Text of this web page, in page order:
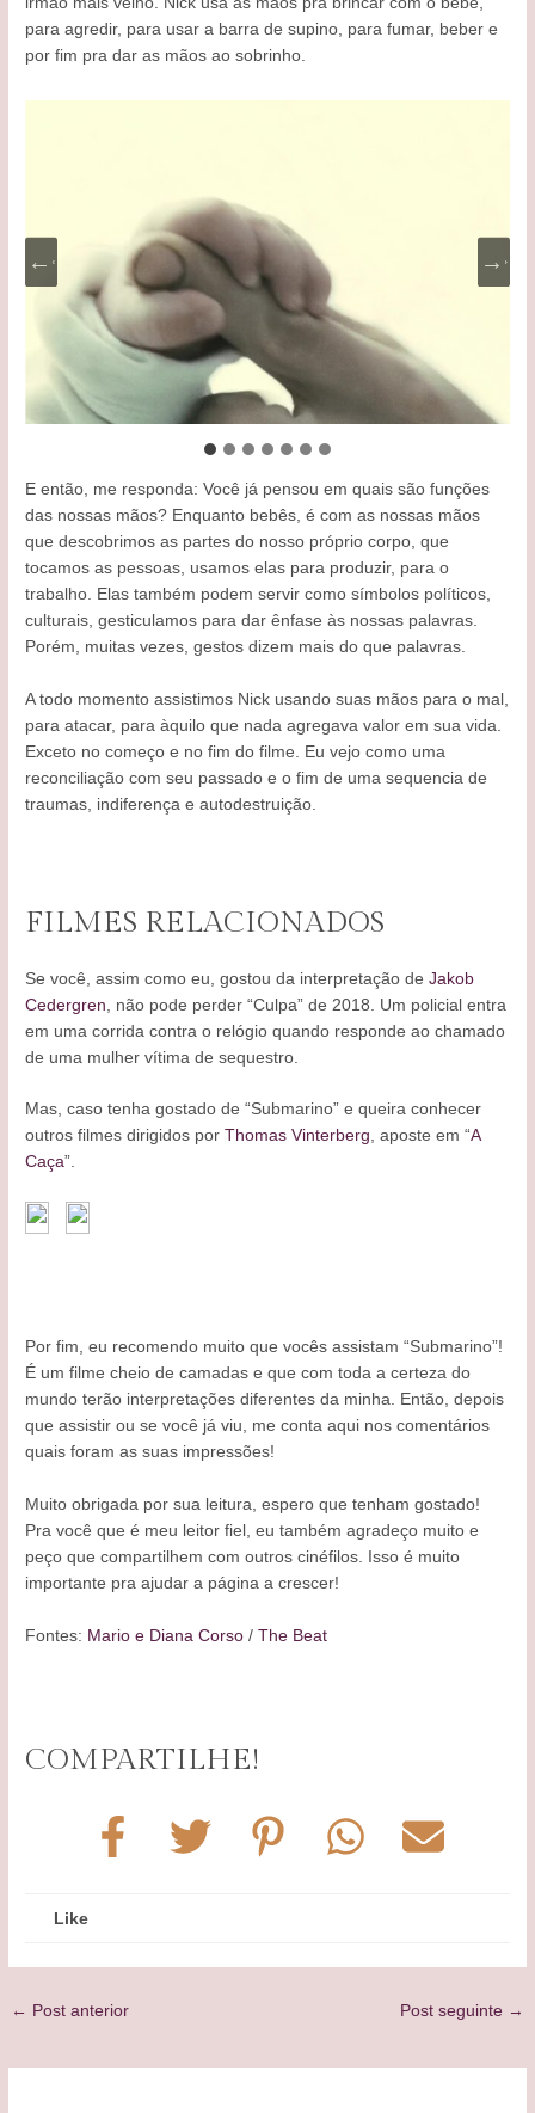
para agredir, para usar a barra de supino, para fumar, beber e
por fim pra dar as mãos ao sobrinho.
E então, me responda: Você já pensou em quais são funções
das nossas mãos? Enquanto bebês, é com as nossas mãos
que descobrimos as partes do nosso próprio corpo, que
tocamos as pessoas, usamos elas para produzir, para o
trabalho. Elas também podem servir como símbolos políticos,
culturais, gesticulamos para dar ênfase às nossas palavras.
Porém, muitas vezes, gestos dizem mais do que palavras.
A todo momento assistimos Nick usando suas mãos para o mal,
para atacar, para àquilo que nada agregava valor em sua vida.
Exceto no começo e no fim do filme. Eu vejo como uma
reconciliação com seu passado e o fim de uma sequencia de
traumas, indiferença e autodestruição.
FILMES RELACIONADOS
Se você, assim como eu, gostou da interpretação deJakob
Cedergren , não pode perder “Culpa” de 2018. Um policial entra
em uma corrida contra o relógio quando responde ao chamado
de uma mulher vítima de sequestro.
Mas, caso tenha gostado de “Submarino” e queira conhecer
outros filmes dirigidos porThomas Vinterberg, aposte em “A
Caça”.
Por fim, eu recomendo muito que vocês assistam “Submarino”!
É um filme cheio de camadas e que com toda a certeza do
mundo terão interpretações diferentes da minha. Então, depois
que assistir ou se você já viu, me conta aqui nos comentários
quais foram as suas impressões!
Muito obrigada por sua leitura, espero que tenham gostado!
Pra você que é meu leitor fiel, eu também agradeço muito e
peço que compartilhem com outros cinéfilos. Isso é muito
importante pra ajudar a página a crescer!
Fontes: Mario e Diana Corso /The Beat
COMPARTILHE!
Like
Post
← Post anterior Post seguinte →